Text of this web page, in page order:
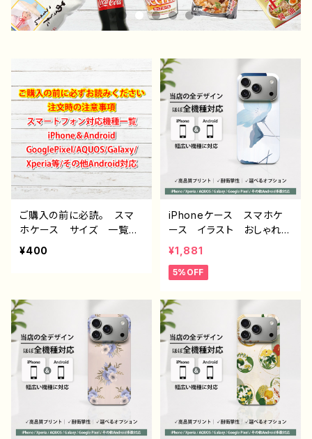
ご購入の前に必読。 スマ
ホケース サイズ 一覧
選び方 iPhoneケース A
UOS OPPO ワイモバイ
ル etc. 手帳型 全機種
対応
¥400
iPhoneケース スマホケ
ース イラスト おしゃれ
花柄 エモい レディー
ス AQUOS sense 2 3 4
5 iPhone15/14/13/12/11
Galaxy おすすめ 個
性的 人気 イラストレー
ター クリエイター 絵
師 Android アンドロイ
ド ケース オリジナル
デザイン グッズ タイト
ル：ネモフィラ 作：栞音 F
¥1,881
5%OFF